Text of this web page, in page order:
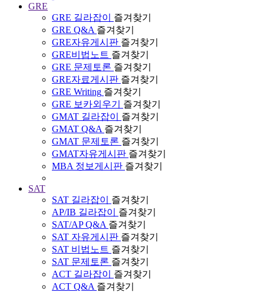
GRE
GRE 길라잡이
즐겨찾기
GRE Q&A 즐겨찾기
GRE자유게시판 즐겨찾기
GRE비법노트 즐겨찾기
GRE 문제토론 즐겨찾기
GRE자료게시판 즐겨찾기
GRE Writing 즐겨찾기
GRE 보카외우기
즐겨찾기
GMAT 길라잡이
즐겨찾기
GMAT Q&A 즐겨찾기
GMAT 문제토론 즐겨찾기
GMAT자유게시판 즐겨찾기
MBA 정보게시판 즐겨찾기
SAT
SAT 길라잡이
즐겨찾기
AP/IB 길라잡이
즐겨찾기
SAT/AP Q&A 즐겨찾기
SAT 자유게시판 즐겨찾기
SAT 비법노트 즐겨찾기
SAT 문제토론 즐겨찾기
ACT 길라잡이
즐겨찾기
ACT Q&A 즐겨찾기